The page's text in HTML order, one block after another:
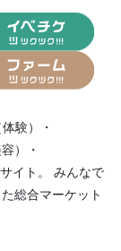
験）
・
）
・
イト。
みんなで
総合マーケット